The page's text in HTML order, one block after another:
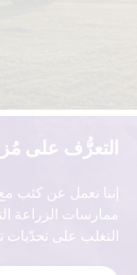
التعرُّف على
إننا نعمل عن كثب
ممارسات الزراعة
التغلب على تحدّيات